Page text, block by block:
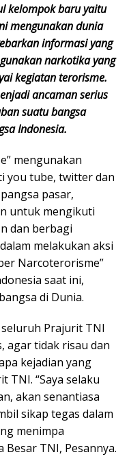
kelompok baru yaitu
mengunakan dunia
informasi yang
narkotika yang
kegiatan terorisme.
ancaman serius
suatu bangsa
Indonesia.
mengunakan
you tube, twitter dan
pasar,
untuk mengikuti
dan berbagi
melakukan aksi
Narcoterorisme”
saat ini,
di Dunia.
Prajurit TNI
agar tidak risau dan
kejadian yang
TNI. “Saya selaku
akan senantiasa
sikap tegas dalam
menimpa
TNI, Pesannya.